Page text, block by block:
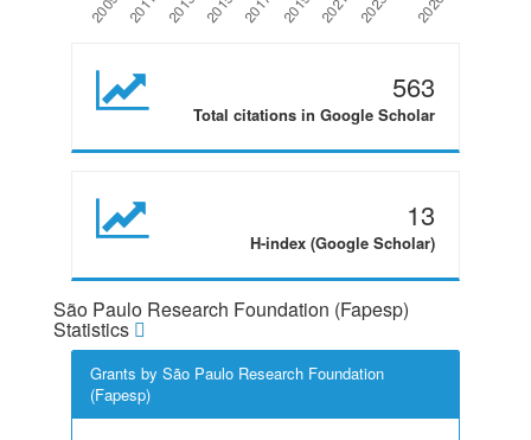
563
Total citations in Google Scholar
13
H-index (Google Scholar)
São Paulo Research Foundation (Fapesp)
Statistics
Grants by São Paulo Research Foundation
(Fapesp)